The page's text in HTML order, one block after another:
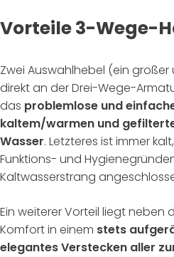
Vorteile 3-Wege-
Zwei Auswahlhebel (ein großer
direkt an der Drei-Wege-
das problemlose und
kaltem/warmen und
Wasser. Letzteres ist immer
Funktions- und
Kaltwasserstrang
Ein weiterer Vorteil liegt
Komfort in einem stets
elegantes Verstecken aller